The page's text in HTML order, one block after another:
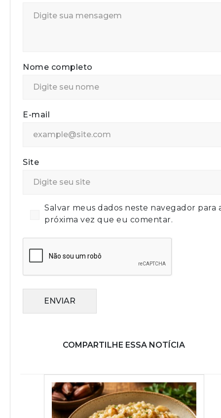
Nome completo
E-mail
Site
Salvar meus dados neste navegador para
próxima vez que eu comentar.
ENVIAR
COMPARTILHE ESSA NOTÍCIA